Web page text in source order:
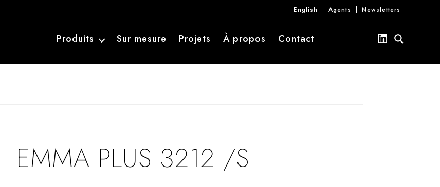
English Agents Newsletters
Produits Sur mesure Projets À propos Contact
EMMA PLUS 3212 /S